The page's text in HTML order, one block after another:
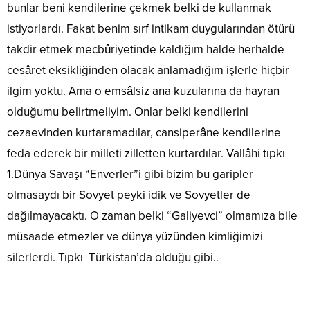
bunlar beni kendilerine çekmek belki de kullanmak
istiyorlardı. Fakat benim sırf intikam duygularından ötürü
takdir etmek mecbûriyetinde kaldığım halde herhalde
cesâret eksikliğinden olacak anlamadığım işlerle hiçbir
ilgim yoktu. Ama o emsâlsiz ana kuzularına da hayran
olduğumu belirtmeliyim. Onlar belki kendilerini
cezaevinden kurtaramadılar, cansiperâne kendilerine
feda ederek bir milleti zilletten kurtardılar. Vallâhi tıpkı
1.Dünya Savaşı “Enverler”i gibi bizim bu garipler
olmasaydı bir Sovyet peyki idik ve Sovyetler de
dağılmayacaktı. O zaman belki “Galiyevci” olmamıza bile
müsaade etmezler ve dünya yüzünden kimliğimizi
silerlerdi. Tıpkı Türkistan’da olduğu gibi..